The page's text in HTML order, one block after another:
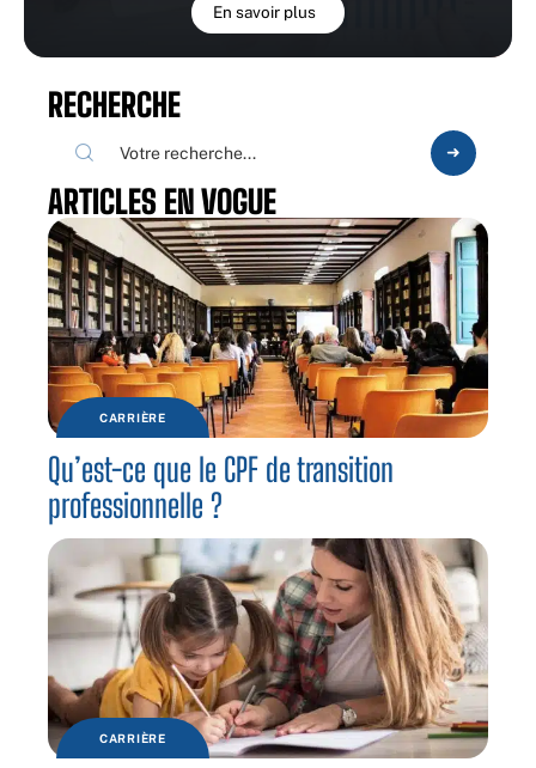
En savoir plus
RECHERCHE
ARTICLES EN VOGUE
CARRIÈRE
Qu’est-ce que le CPF de transition
professionnelle ?
CARRIÈRE